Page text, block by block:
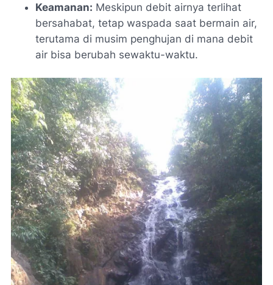
Keamanan: Meskipun debit airnya terlihat
bersahabat, tetap waspada saat bermain air,
terutama di musim penghujan di mana debit
air bisa berubah sewaktu-waktu.